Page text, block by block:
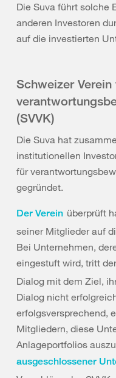
Die Suva führt solche
anderen Investoren
auf die investierten
Schweizer Verein
(SVVK)
Die Suva hat
institutionellen
für
gegründet.
Der Verein überprüft
seiner Mitglieder auf
Bei Unternehmen,
eingestuft wird, tritt
Dialog mit dem Ziel,
Dialog nicht
erfolgsversprechend,
Mitgliedern, diese
Anlageportfolios
ausgeschlossener